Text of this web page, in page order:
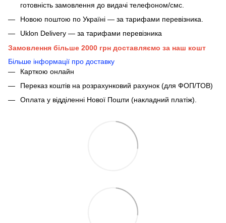
готовність замовлення до видачі телефоном/смс.
Новою поштою по Україні — за тарифами перевізника.
Uklon Delivery — за тарифами перевізника
Замовлення більше 2000 грн доставляємо за наш кошт
Більше інформації про доставку
Карткою онлайн
Переказ коштів на розрахунковий рахунок (для ФОП/ТОВ)
Оплата у відділенні Нової Пошти (накладний платіж).